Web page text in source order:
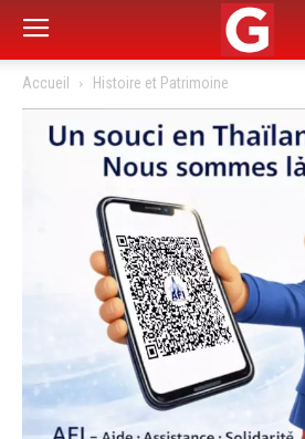
Accueil Histoire et Patrimoine